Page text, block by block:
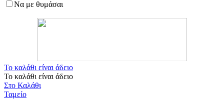
Να με θυμάσαι
Το καλάθι είναι άδειο
Το καλάθι είναι άδειο
Στο Καλάθι
Ταμείο